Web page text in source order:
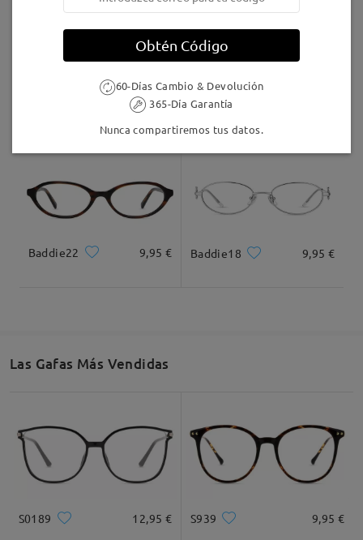
Leer todos los
Deje su comentario
21,95 € TM13880
Baddie22 9,95 € Baddie18 9,95 €
Las Gafas Más Vendidas
S0189 12,95 € S939 9,95 €
Obtén Código
60-Días Cambio & Devolución
365-Día Garantía
Nunca compartiremos tus datos.